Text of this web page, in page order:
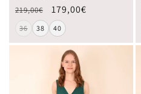
219,00€ 179,00€
36 38 40